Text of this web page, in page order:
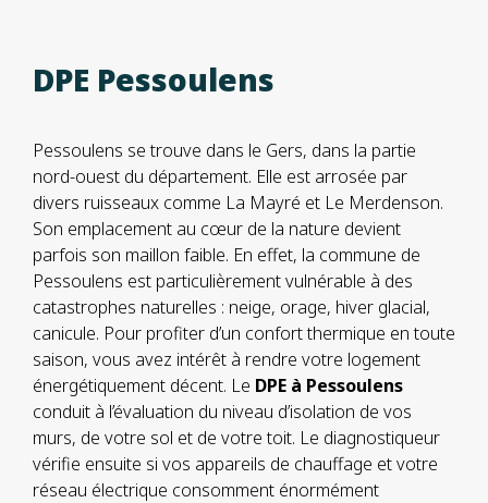
DPE Pessoulens
Pessoulens se trouve dans le Gers, dans la partie
nord-ouest du département. Elle est arrosée par
divers ruisseaux comme La Mayré et Le Merdenson.
Son emplacement au cœur de la nature devient
parfois son maillon faible. En effet, la commune de
Pessoulens est particulièrement vulnérable à des
catastrophes naturelles : neige, orage, hiver glacial,
canicule. Pour profiter d’un confort thermique en toute
saison, vous avez intérêt à rendre votre logement
énergétiquement décent. Le DPE à Pessoulens
conduit à l’évaluation du niveau d’isolation de vos
murs, de votre sol et de votre toit. Le diagnostiqueur
vérifie ensuite si vos appareils de chauffage et votre
réseau électrique consomment énormément